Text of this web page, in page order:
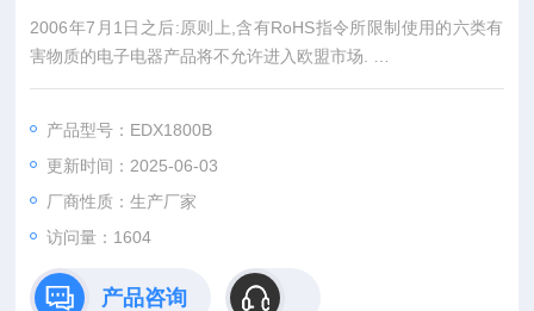
2006年7月1日之后:原则上,含有RoHS指令所限制使用的六类有
害物质的电子电器产品将不允许进入欧盟市场.
RoHS指令中限制使用的有害物质为:有害重金属:铅（Pb）、汞
ltBrominated Biphenyls）、多溴联苯醚（PoltBrominated Diphe
nyl Ethers）
产品型号：EDX1800B
更新时间：2025-06-03
厂商性质：生产厂家
访问量：1604
产品咨询